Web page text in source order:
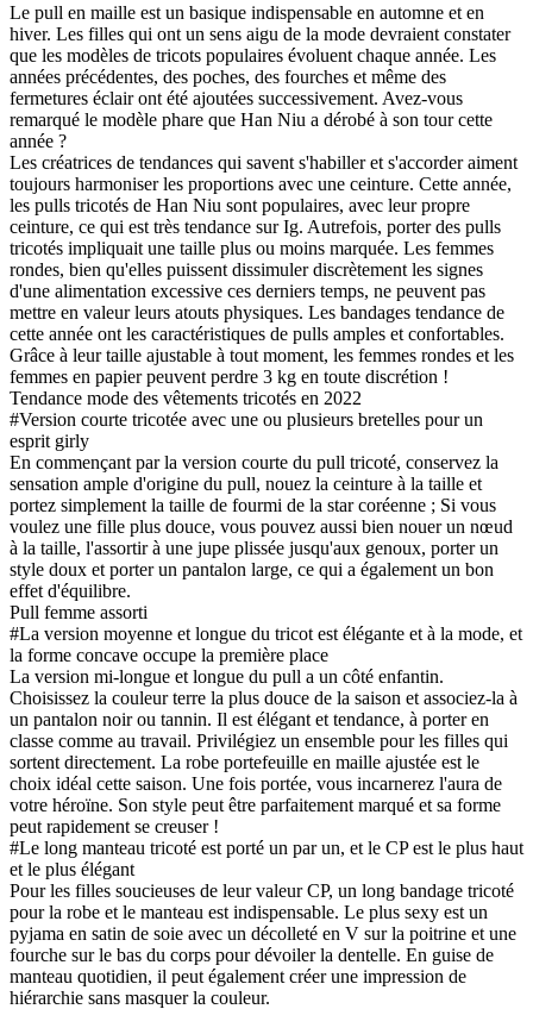
Le pull en maille est un basique indispensable en automne et en
hiver. Les filles qui ont un sens aigu de la mode devraient constater
que les modèles de tricots populaires évoluent chaque année. Les
années précédentes, des poches, des fourches et même des
fermetures éclair ont été ajoutées successivement. Avez-vous
remarqué le modèle phare que Han Niu a dérobé à son tour cette
année ?
Les créatrices de tendances qui savent s'habiller et s'accorder aiment
toujours harmoniser les proportions avec une ceinture. Cette année,
les pulls tricotés de Han Niu sont populaires, avec leur propre
ceinture, ce qui est très tendance sur Ig. Autrefois, porter des pulls
tricotés impliquait une taille plus ou moins marquée. Les femmes
rondes, bien qu'elles puissent dissimuler discrètement les signes
d'une alimentation excessive ces derniers temps, ne peuvent pas
mettre en valeur leurs atouts physiques. Les bandages tendance de
cette année ont les caractéristiques de pulls amples et confortables.
Grâce à leur taille ajustable à tout moment, les femmes rondes et les
femmes en papier peuvent perdre 3 kg en toute discrétion !
Tendance mode des vêtements tricotés en 2022
#Version courte tricotée avec une ou plusieurs bretelles pour un
esprit girly
En commençant par la version courte du pull tricoté, conservez la
sensation ample d'origine du pull, nouez la ceinture à la taille et
portez simplement la taille de fourmi de la star coréenne ; Si vous
voulez une fille plus douce, vous pouvez aussi bien nouer un nœud
à la taille, l'assortir à une jupe plissée jusqu'aux genoux, porter un
style doux et porter un pantalon large, ce qui a également un bon
effet d'équilibre.
Pull femme assorti
#La version moyenne et longue du tricot est élégante et à la mode, et
la forme concave occupe la première place
La version mi-longue et longue du pull a un côté enfantin.
Choisissez la couleur terre la plus douce de la saison et associez-la à
un pantalon noir ou tannin. Il est élégant et tendance, à porter en
classe comme au travail. Privilégiez un ensemble pour les filles qui
sortent directement. La robe portefeuille en maille ajustée est le
choix idéal cette saison. Une fois portée, vous incarnerez l'aura de
votre héroïne. Son style peut être parfaitement marqué et sa forme
peut rapidement se creuser !
#Le long manteau tricoté est porté un par un, et le CP est le plus haut
et le plus élégant
Pour les filles soucieuses de leur valeur CP, un long bandage tricoté
pour la robe et le manteau est indispensable. Le plus sexy est un
pyjama en satin de soie avec un décolleté en V sur la poitrine et une
fourche sur le bas du corps pour dévoiler la dentelle. En guise de
manteau quotidien, il peut également créer une impression de
hiérarchie sans masquer la couleur.